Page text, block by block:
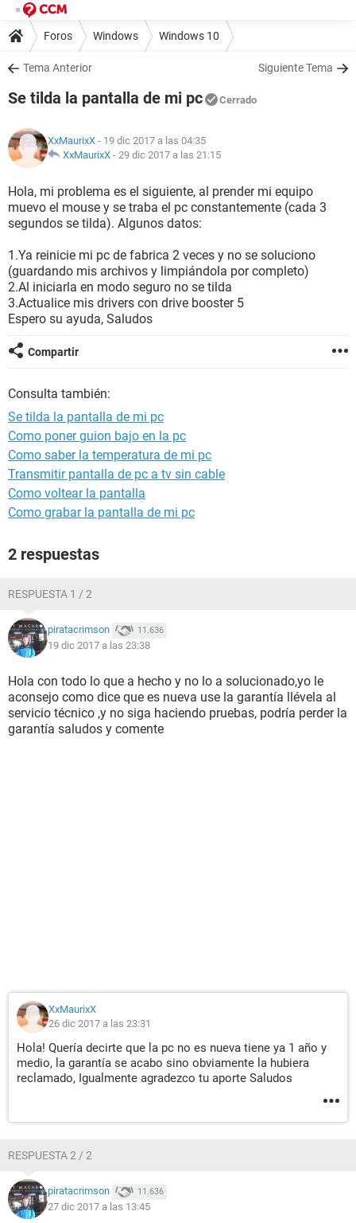
Foros Windows Windows 10
Tema Anterior Siguiente Tema
Se tilda la pantalla de mi pc Cerrado
XxMaurixX - 19 dic 2017 a las 04:35
XxMaurixX - 29 dic 2017 a las 21:15
Hola, mi problema es el siguiente, al prender mi equipo
muevo el mouse y se traba el pc constantemente (cada 3
segundos se tilda). Algunos datos:
1.Ya reinicie mi pc de fabrica 2 veces y no se soluciono
(guardando mis archivos y limpiándola por completo)
2.Al iniciarla en modo seguro no se tilda
3.Actualice mis drivers con drive booster 5
Espero su ayuda, Saludos
Compartir
Consulta también:
Se tilda la pantalla de mi pc
Como poner guion bajo en la pc
Como saber la temperatura de mi pc
Transmitir pantalla de pc a tv sin cable
Como voltear la pantalla
Como grabar la pantalla de mi pc
2 respuestas
RESPUESTA 1 / 2
piratacrimson 11.636
19 dic 2017 a las 23:38
Hola con todo lo que a hecho y no lo a solucionado,yo le
aconsejo como dice que es nueva use la garantía llévela al
servicio técnico ,y no siga haciendo pruebas, podría perder la
garantía saludos y comente
XxMaurixX
26 dic 2017 a las 23:31
Hola! Quería decirte que la pc no es nueva tiene ya 1 año y
medio, la garantía se acabo sino obviamente la hubiera
reclamado, Igualmente agradezco tu aporte Saludos
RESPUESTA 2 / 2
piratacrimson 11.636
27 dic 2017 a las 13:45